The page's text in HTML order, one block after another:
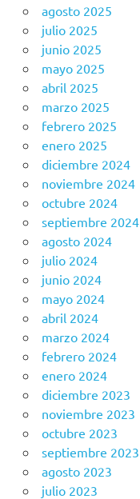
agosto 2025
julio 2025
junio 2025
mayo 2025
abril 2025
marzo 2025
febrero 2025
enero 2025
diciembre 2024
noviembre 2024
octubre 2024
septiembre 2024
agosto 2024
julio 2024
junio 2024
mayo 2024
abril 2024
marzo 2024
febrero 2024
enero 2024
diciembre 2023
noviembre 2023
octubre 2023
septiembre 2023
agosto 2023
julio 2023